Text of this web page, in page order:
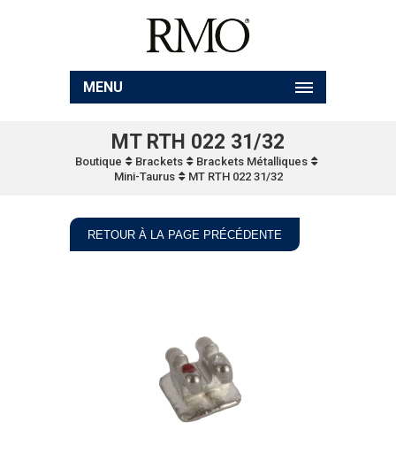
MENU
MT RTH 022 31/32
Boutique Brackets
Brackets Métalliques
Mini-Taurus
MT RTH 022 31/32
RETOUR À LA PAGE PRÉCÉDENTE